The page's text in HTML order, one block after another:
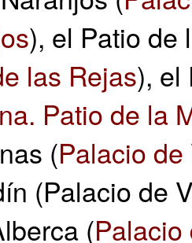
), el Patio de
las Rejas), el
Patio de la
(Palacio
(Palacio de
(